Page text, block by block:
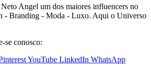
Angel um dos maiores influencers no
- Branding - Moda - Luxo. Aqui o Universo
se conosco:
YouTube LinkedIn WhatsApp